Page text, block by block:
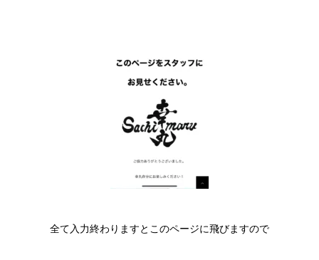
全て入力終わりますとこのページに飛びますので